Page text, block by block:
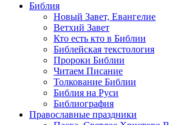
Библия
Новый Завет, Евангелие
Ветхий Завет
Кто есть кто в Библии
Библейская текстология
Пророки Библии
Читаем Писание
Толкование Библии
Библия на Руси
Библиография
Православные праздники